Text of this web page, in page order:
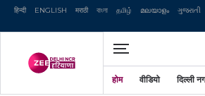
हिन्दी ENGLISH मराठी বাংলা தமிழ் മലയാളം ગુજરાતી
होम वीडियो दिल्ली